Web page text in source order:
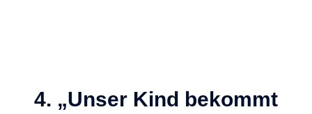
4. „Unser Kind bekommt